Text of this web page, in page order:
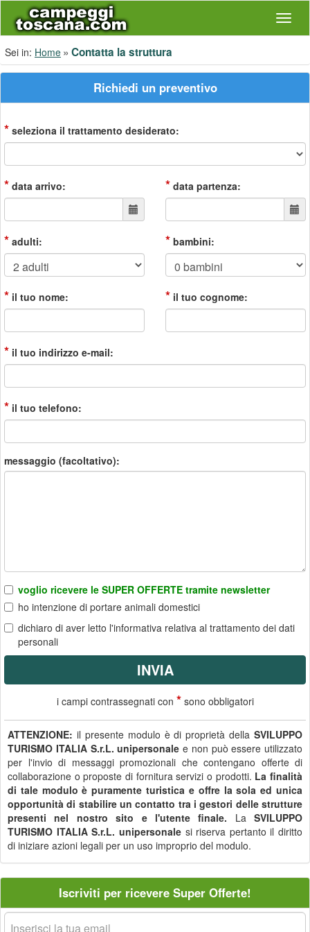
Sei in: Home Contatta la struttura
Richiedi un preventivo
* seleziona il trattamento desiderato:
* data arrivo: * data partenza:
* adulti: * bambini:
* il tuo nome: * il tuo cognome:
* il tuo indirizzo e-mail:
* il tuo telefono:
messaggio (facoltativo):
voglio ricevere le SUPER OFFERTE tramite newsletter
ho intenzione di portare animali domestici
dichiaro di aver letto l'informativa relativa al trattamento dei dati
personali
i campi contrassegnati con *sono obbligatori
ATTENZIONE: il presente modulo è di proprietà della SVILUPPO
TURISMO ITALIA S.r.L. unipersonale e non può essere utilizzato
per l'invio di messaggi promozionali che contengano offerte di
collaborazione o proposte di fornitura servizi o prodotti. La finalità
di tale modulo è puramente turistica e offre la sola ed unica
opportunità di stabilire un contatto tra i gestori delle strutture
presenti nel nostro sito e l'utente finale. La SVILUPPO
TURISMO ITALIA S.r.L. unipersonalesi riserva pertanto il diritto
di iniziare azioni legali per un uso improprio del modulo.
Iscriviti per ricevere Super Offerte!
La